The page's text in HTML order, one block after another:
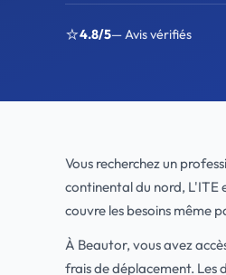
⭐4.8/5— Avis vérifiés
Vous recherchez un
continental du nord, L'ITE
couvre les besoins même
À Beautor, vous avez
frais de déplacement. Les